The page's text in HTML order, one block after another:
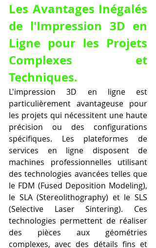
Les Avantages Inégalés
de l'Impression 3D en
Ligne pour les Projets
Complexes et
Techniques.
L'impression 3D en ligne est
particulièrement avantageuse pour
les projets qui nécessitent une haute
précision ou des configurations
spécifiques. Les plateformes de
services en ligne disposent de
machines professionnelles utilisant
des technologies avancées telles que
le FDM (Fused Deposition Modeling),
le SLA (Stereolithography) et le SLS
(Selective Laser Sintering). Ces
technologies permettent de réaliser
des pièces aux géométries
complexes, avec des détails fins et